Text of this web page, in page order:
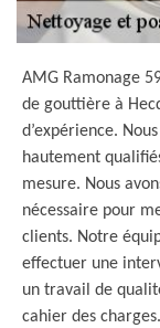
AMG Ramonage
de gouttière à
d’expérience.
hautement
mesure. Nous
nécessaire pour
clients. Notre
effectuer une
un travail de
cahier des charges.